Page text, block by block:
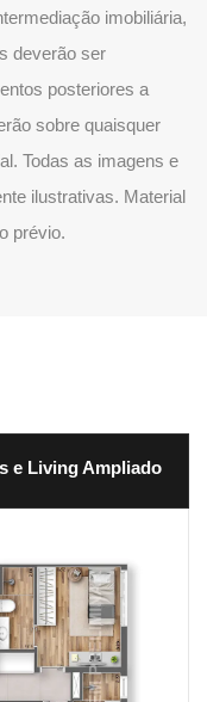
imobiliária,
deverão ser
posteriores a
sobre quaisquer
Todas as imagens e
ilustrativas. Material
prévio.
e Living Ampliado